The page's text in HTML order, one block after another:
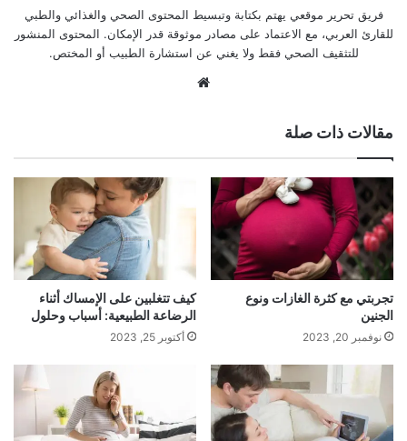
فريق تحرير موقعي يهتم بكتابة وتبسيط المحتوى الصحي والغذائي والطبي
للقارئ العربي، مع الاعتماد على مصادر موثوقة قدر الإمكان. المحتوى المنشور
للتثقيف الصحي فقط ولا يغني عن استشارة الطبيب أو المختص.
مقالات ذات صلة
تجربتي مع كثرة الغازات ونوع
الجنين
نوفمبر 20, 2023
كيف تتغلبين على الإمساك أثناء
الرضاعة الطبيعية: أسباب وحلول
أكتوبر 25, 2023